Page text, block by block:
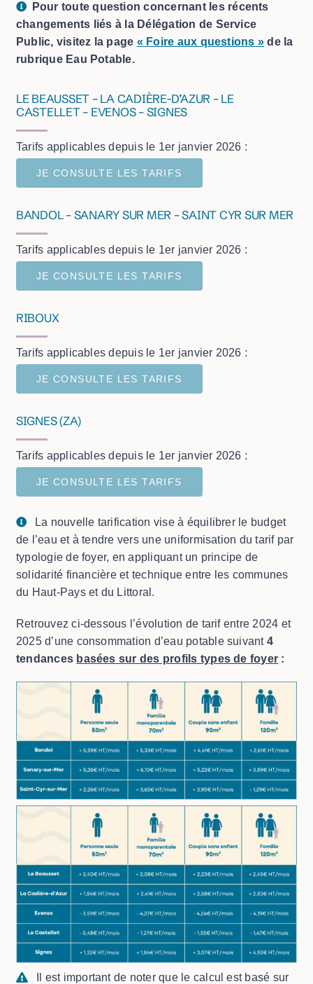
Pour toute question concernant les récents
changements liés à la Délégation de Service
Public, visitez la page « Foire aux questions » de la
rubrique Eau Potable.
LE BEAUSSET – LA CADIÈRE-D’AZUR – LE
CASTELLET – EVENOS – SIGNES
Tarifs applicables depuis le 1er janvier 2026 :
JE CONSULTE LES TARIFS
BANDOL – SANARY SUR MER – SAINT CYR SUR MER
Tarifs applicables depuis le 1er janvier 2026 :
JE CONSULTE LES TARIFS
RIBOUX
Tarifs applicables depuis le 1er janvier 2026 :
JE CONSULTE LES TARIFS
SIGNES (ZA)
Tarifs applicables depuis le 1er janvier 2026 :
JE CONSULTE LES TARIFS
La nouvelle tarification vise à équilibrer le budget
de l’eau et à tendre vers une uniformisation du tarif par
typologie de foyer, en appliquant un principe de
solidarité financière et technique entre les communes
du Haut-Pays et du Littoral.
Retrouvez ci-dessous l’évolution de tarif entre 2024 et
2025 d’une consommation d’eau potable suivant 4
tendances basées sur des profils types de foyer :
Il est important de noter que le calcul est basé sur